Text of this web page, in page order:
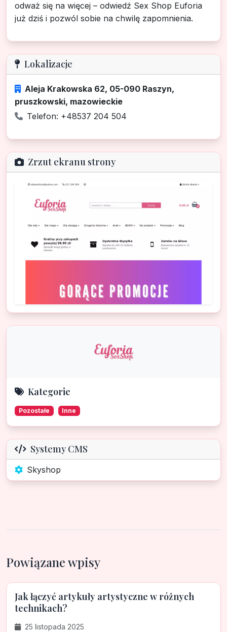
odważ się na więcej – odwiedź Sex Shop Euforia
już dziś i pozwól sobie na chwilę zapomnienia.
Lokalizacje
Aleja Krakowska 62, 05-090 Raszyn,
pruszkowski, mazowieckie
Telefon: +48537 204 504
Zrzut ekranu strony
Kategorie
Pozostałe Inne
Systemy CMS
Skyshop
Powiązane wpisy
Jak łączyć artykuły artystyczne w różnych
technikach?
25 listopada 2025